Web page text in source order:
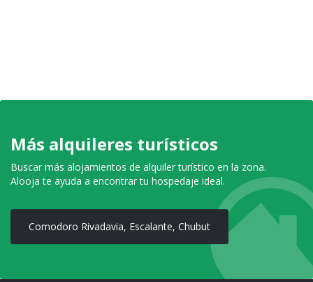
Más alquileres turísticos
Buscar más alojamientos de alquiler turístico en la zona.
Alooja te ayuda a encontrar tu hospedaje ideal.
Comodoro Rivadavia, Escalante, Chubut